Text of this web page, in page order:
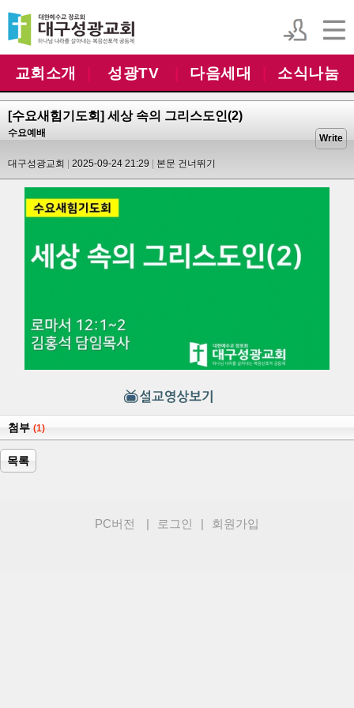
교회소개 성광TV 다음세대 소식나눔
[수요새힘기도회] 세상 속의 그리스도인(2)
수요예배
대구성광교회 2025-09-24 21:29 본문 건너뛰기
Write
첨부 (1)
목록
PC버전 | 로그인 | 회원가입